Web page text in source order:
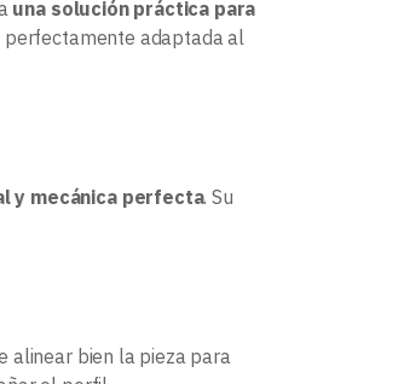
una solución práctica para
perfectamente adaptada al
y mecánica perfecta. Su
alinear bien la pieza para